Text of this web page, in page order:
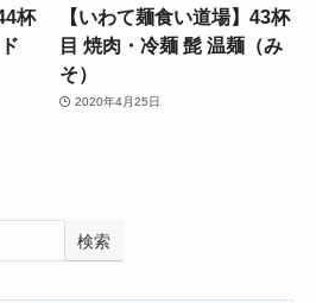
杯
【いわて麺食い道場】43杯
目 焼肉・冷麺 髭 温麺（み
そ）
2020年4月25日
検索